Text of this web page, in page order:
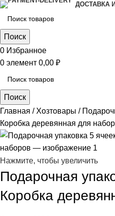
ДОСТАВКА
Поиск
0 Избранное
0 элемент 0,00 ₽
Поиск
Главная
Хозтовары
Коробка деревянная для
Нажмите, чтобы увеличить
Подарочная
Коробка